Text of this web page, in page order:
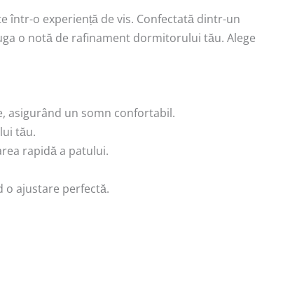
într-o experiență de vis. Confectată dintr-un
o notă de rafinament dormitorului tău. Alege
asigurând un somn confortabil.
tău.
rapidă a patului.
o ajustare perfectă.